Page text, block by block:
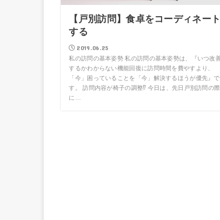
【戸別訪問】食卓をコーディネート
する
2019.06.25
私の訪問の基本姿勢 私の訪問の基本姿勢は、『いつ改
するかわからない機能回復に訪問時間を費やすより、
「今」困っていることを「今」解決するほうが優先』で
す。 訪問内容が椅子の調整⁉ 今日は、先日戸別訪問の際
に…